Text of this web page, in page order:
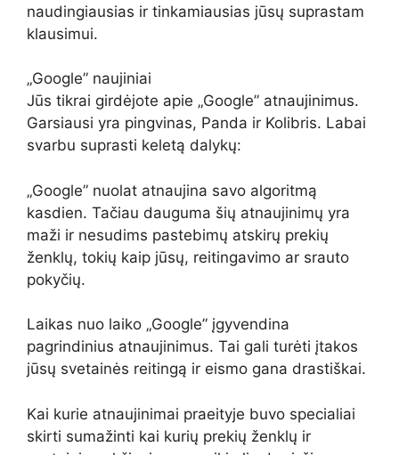
naudingiausias ir tinkamiausias jūsų suprastam
klausimui.
„Google” naujiniai
Jūs tikrai girdėjote apie „Google” atnaujinimus.
Garsiausi yra pingvinas, Panda ir Kolibris. Labai
svarbu suprasti keletą dalykų:
„Google” nuolat atnaujina savo algoritmą
kasdien. Tačiau dauguma šių atnaujinimų yra
maži ir nesudims pastebimų atskirų prekių
ženklų, tokių kaip jūsų, reitingavimo ar srauto
pokyčių.
Laikas nuo laiko „Google” įgyvendina
pagrindinius atnaujinimus. Tai gali turėti įtakos
jūsų svetainės reitingą ir eismo gana drastiškai.
Kai kurie atnaujinimai praeityje buvo specialiai
skirti sumažinti kai kurių prekių ženklų ir